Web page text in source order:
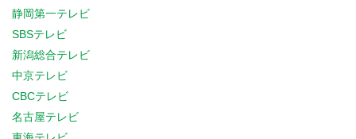
静岡第一テレビ
SBSテレビ
新潟総合テレビ
中京テレビ
CBCテレビ
名古屋テレビ